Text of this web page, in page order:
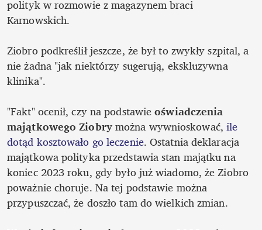
polityk w rozmowie z magazynem braci
Karnowskich.
Ziobro podkreślił jeszcze, że był to zwykły szpital, a
nie żadna "jak niektórzy sugerują, ekskluzywna
klinika".
"Fakt" ocenił, czy na podstawie oświadczenia
majątkowego Ziobry można wywnioskować, ile
dotąd kosztowało go leczenie. Ostatnia deklaracja
majątkowa polityka przedstawia stan majątku na
koniec 2023 roku, gdy było już wiadomo, że Ziobro
poważnie choruje. Na tej podstawie można
przypuszczać, że doszło tam do wielkich zmian.